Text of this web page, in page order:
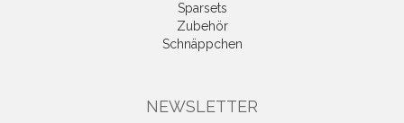
Sparsets
Zubehör
Schnäppchen
NEWSLETTER